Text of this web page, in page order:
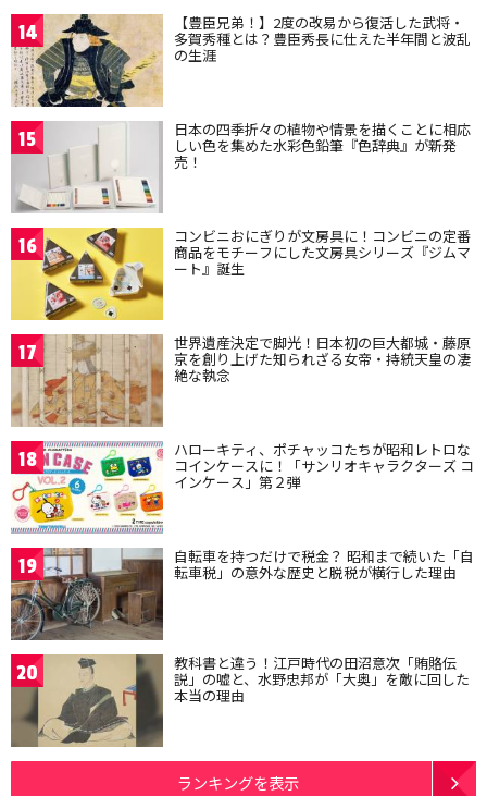
14 【豊臣兄弟！】2度の改易から復活した武将・
多賀秀種とは？豊臣秀長に仕えた半年間と波乱
の生涯
15 日本の四季折々の植物や情景を描くことに相応
しい色を集めた水彩色鉛筆『色辞典』が新発
売！
16 コンビニおにぎりが文房具に！コンビニの定番
商品をモチーフにした文房具シリーズ『ジムマ
ート』誕生
17 世界遺産決定で脚光！日本初の巨大都城・藤原
京を創り上げた知られざる女帝・持統天皇の凄
絶な執念
18 ハローキティ、ポチャッコたちが昭和レトロな
コインケースに！「サンリオキャラクターズ コ
インケース」第２弾
19 自転車を持つだけで税金？ 昭和まで続いた「自
転車税」の意外な歴史と脱税が横行した理由
20 教科書と違う！江戸時代の田沼意次「賄賂伝
説」の嘘と、水野忠邦が「大奥」を敵に回した
本当の理由
ランキングを表示